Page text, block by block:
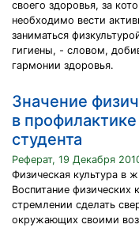
своего здоровья, за
необходимо вести
заниматься
гигиены, - словом,
гармонии здоровья.
Значение
в
студента
Реферат, 19 Декабря
Физическая культура в
Воспитание физических
стремлении сделать
окружающих своими